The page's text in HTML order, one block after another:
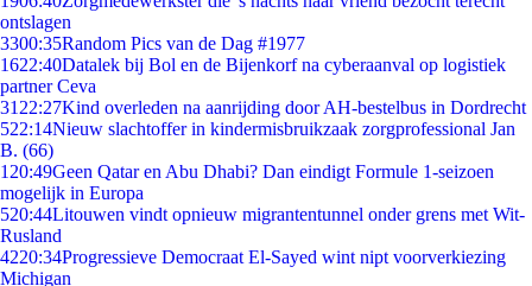
ontslagen
3300:35Random Pics van de Dag #1977
1622:40Datalek bij Bol en de Bijenkorf na cyberaanval op logistiek
partner Ceva
31 22:27Kind overleden na aanrijding door AH-bestelbus in Dordrecht
522:14Nieuw slachtoffer in kindermisbruikzaak zorgprofessional Jan
B. (66)
1 20:49Geen Qatar en Abu Dhabi? Dan eindigt Formule 1-seizoen
mogelijk in Europa
520:44Litouwen vindt opnieuw migrantentunnel onder grens met Wit-
Rusland
4220:34Progressieve Democraat El-Sayed wint nipt voorverkiezing
Michigan